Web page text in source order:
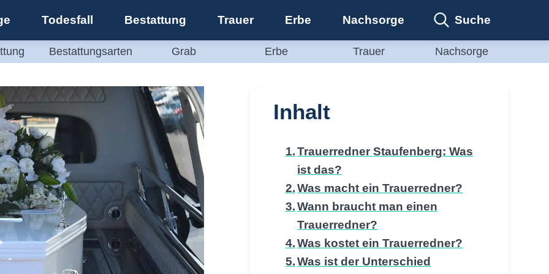
Todesfall Bestattung Trauer Erbe Nachsorge Suche
Bestattungsarten Grab Erbe Trauer Nachsorge
Inhalt
Trauerredner Staufenberg: Was
ist das?
Was macht ein Trauerredner?
Wann braucht man einen
Trauerredner?
Was kostet ein Trauerredner?
Was ist der Unterschied